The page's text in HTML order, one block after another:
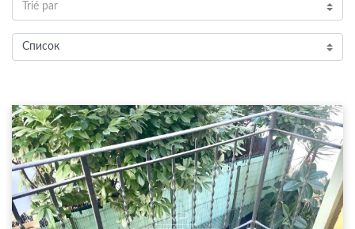
Trié par
Список